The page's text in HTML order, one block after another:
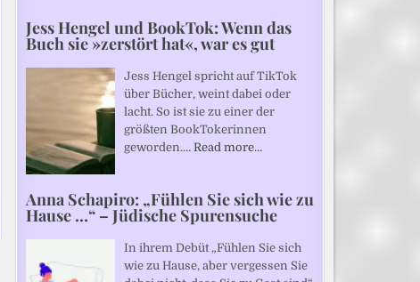
Jess Hengel und BookTok: Wenn das
Buch sie »zerstört hat«, war es gut
Jess Hengel spricht auf TikTok
über Bücher, weint dabei oder
lacht. So ist sie zu einer der
größten BookTokerinnen
geworden.… Read more…
Anna Schapiro: „Fühlen Sie sich wie zu
Hause …“ – Jüdische Spurensuche
In ihrem Debüt „Fühlen Sie sich
wie zu Hause, aber vergessen Sie